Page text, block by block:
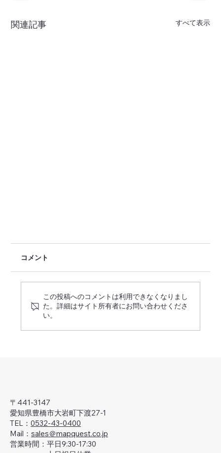
関連記事 すべて表示
コメント
この投稿へのコメントは利用できなくなりまし
た。詳細はサイト所有者にお問い合わせくださ
い。
〒441-3147
愛知県豊橋市大岩町下渡27-1
TEL： 0532-43-0400
Mail： sales＠mapquest.co.jp
営業時間：平日9:30-17:30